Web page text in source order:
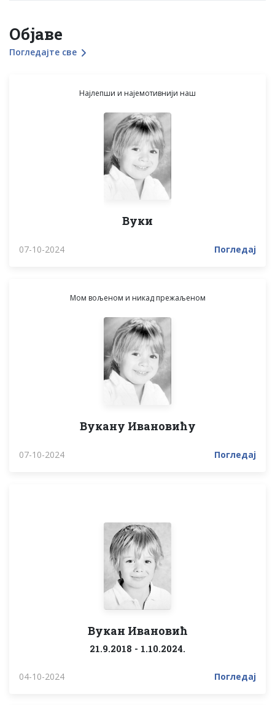
Објаве
Погледајте све
Најлепши и најемотивнији наш
Вуки
07-10-2024 Погледај
Мом вољеном и никад прежаљеном
Вукану Ивановићу
07-10-2024 Погледај
Вукан Ивановић
21.9.2018 - 1.10.2024.
04-10-2024 Погледај